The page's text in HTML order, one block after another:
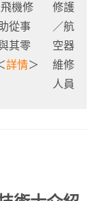
機修
從事
其零
詳情＞
修護
／航
空器
維修
人員